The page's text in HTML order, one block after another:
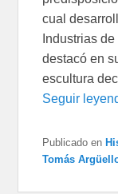
cual
Industrias
destacó en
escultura
Seguir
Publicado en
Tomás